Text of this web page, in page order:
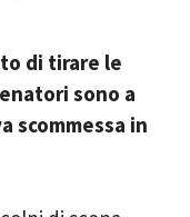
di tirare le
sono a
scommessa in